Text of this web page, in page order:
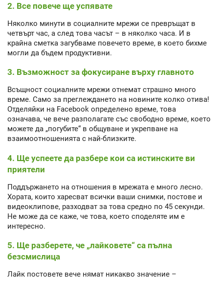
2. Все повече ще успявате
Няколко минути в социалните мрежи се превръщат в
четвърт час, а след това часът – в няколко часа. И в
крайна сметка загубваме повечето време, в което бихме
могли да бъдем продуктивни.
3. Възможност за фокусиране върху главното
Всъщност социалните мрежи отнемат страшно много
време. Само за преглеждането на новините колко отива!
Отделяйки на Facebook определено време, това
означава, че вече разполагате със свободно време, което
можете да „погубите“ в общуване и укрепване на
взаимоотношенията с най-близките.
4. Ще успеете да разбере кои са истинските ви
приятели
Поддържането на отношения в мрежата е много лесно.
Хората, които харесват всички ваши снимки, постове и
видеоклипове, разходват за това средно по 45 секунди.
Не може да се каже, че това, което споделяте им е
интересно.
5. Ще разберете, че „лайковете“ са пълна
безсмислица
Лайк постовете вече нямат никакво значение –